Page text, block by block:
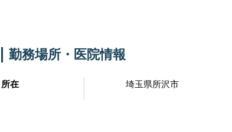
勤務場所・医院情報
所在 埼玉県所沢市